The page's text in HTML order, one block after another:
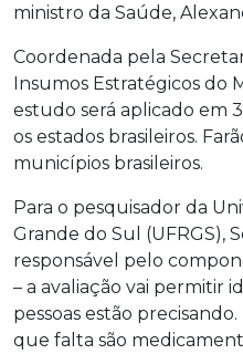
ministro da Saúde,
Coordenada pela
Insumos Estratégicos do
estudo será aplicado em
os estados brasileiros.
municípios brasileiros.
Para o pesquisador da
Grande do Sul (UFRGS),
responsável pelo
– a avaliação vai permitir
pessoas estão
que falta são